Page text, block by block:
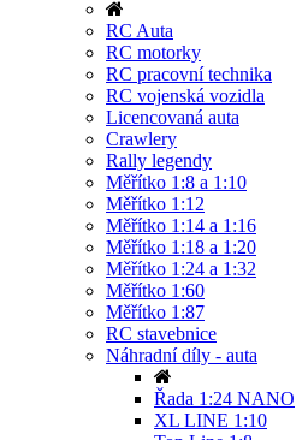
RC Auta
RC motorky
RC pracovní technika
RC vojenská vozidla
Licencovaná auta
Crawlery
Rally legendy
Měřítko 1:8 a 1:10
Měřítko 1:12
Měřítko 1:14 a 1:16
Měřítko 1:18 a 1:20
Měřítko 1:24 a 1:32
Měřítko 1:60
Měřítko 1:87
RC stavebnice
Náhradní díly - auta
Řada 1:24 NANO
XL LINE 1:10